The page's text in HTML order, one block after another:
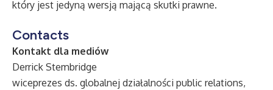
który jest jedyną wersją mającą skutki prawne.
Contacts
Kontakt dla mediów
Derrick Stembridge
wiceprezes ds. globalnej działalności public relations,